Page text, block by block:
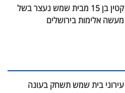
קטין בן 15 מבית שמש נעצר בשל
מעשה אלימות בירושלים
עירוני בית שמש תשחק בעונה